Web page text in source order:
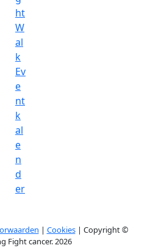
ht
W
al
k
Ev
e
nt
k
al
e
n
d
er
| Cookies| Copyright ©
Fight cancer. 2026